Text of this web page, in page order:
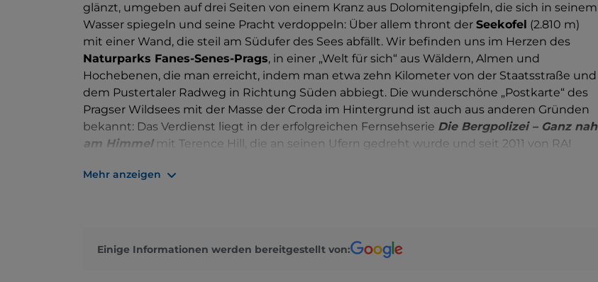
glänzt, umgeben auf drei Seiten von einem Kranz aus Dolomitengipfeln, die sich in seinem
Wasser spiegeln und seine Pracht verdoppeln: Über allem thront der Seekofel (2.810 m)
mit einer Wand, die steil am Südufer des Sees abfällt. Wir befinden uns im Herzen des
Naturparks Fanes-Senes-Prags, in einer „Welt für sich“ aus Wäldern, Almen und
Hochebenen, die man erreicht, indem man etwa zehn Kilometer von der Staatsstraße und
dem Pustertaler Radweg in Richtung Süden abbiegt. Die wunderschöne „Postkarte“ des
Pragser Wildsees mit der Masse der Croda im Hintergrund ist auch aus anderen Gründen
bekannt: Das Verdienst liegt in der erfolgreichen Fernsehserie Die Bergpolizei – Ganz nah
am Himmelmit Terence Hill, die an seinen Ufern gedreht wurde und seit 2011 von RAI
natürliche Barriere bildete, ohne Gletscher- oder Moränenursprung. Entlang der Ufer,
zwischen den Tannenwäldern, verläuft ein etwa einstündiger Spazierweg, der sehr
Mehr anzeigen
Einige Informationen werden bereitgestellt von: